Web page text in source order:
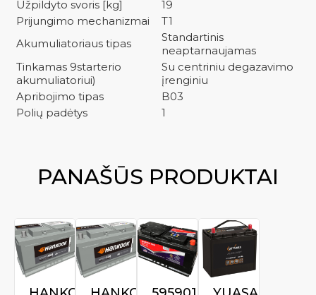
Užpildyto svoris [kg]
19
Prijungimo mechanizmai
T1
Akumuliatoriaus tipas
Standartinis
neaptarnaujamas
Tinkamas 9starterio
akumuliatoriui)
Su centriniu degazavimo
įrenginiu
Apribojimo tipas
B03
Polių padėtys
1
PANAŠŪS PRODUKTAI